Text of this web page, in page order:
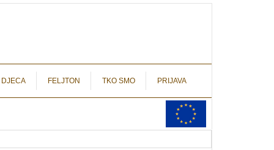
DJECA FELJTON TKO SMO PRIJAVA